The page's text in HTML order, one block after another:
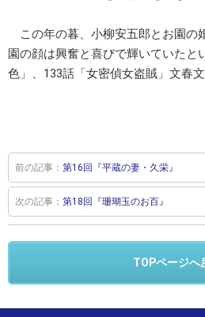
この年の暮、小柳安五郎とお園の
園の顔は興奮と喜びで輝いていたと
色」、133話「女密偵女盗賊」文春文
前の記事： 第16回『平蔵の妻・久栄』
次の記事： 第18回『珊瑚玉のお百』
TOPページへ